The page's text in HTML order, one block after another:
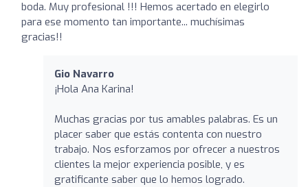
boda. Muy profesional !!! Hemos acertado en elegirlo
para ese momento tan importante... muchísimas
gracias!!
Gio Navarro
¡Hola Ana Karina!
Muchas gracias por tus amables palabras. Es un
placer saber que estás contenta con nuestro
trabajo. Nos esforzamos por ofrecer a nuestros
clientes la mejor experiencia posible, y es
gratificante saber que lo hemos logrado.